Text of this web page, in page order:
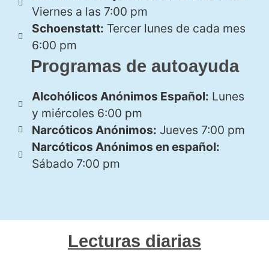
Viernes a las 7:00 pm
Schoenstatt: Tercer lunes de cada mes
6:00 pm
Programas de autoayuda
Alcohólicos Anónimos Español: Lunes
y miércoles 6:00 pm
Narcóticos Anónimos: Jueves 7:00 pm
Narcóticos Anónimos en español:
Sábado 7:00 pm
Lecturas diarias